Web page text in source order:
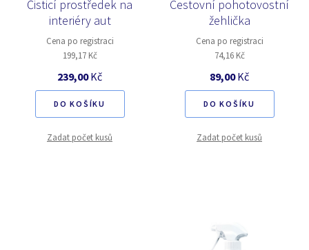
Čisticí prostředek na
interiéry aut
Cena po registraci
199,17 Kč
239,00Kč
DO KOŠÍKU
Zadat počet kusů
Cestovní pohotovostní
žehlička
Cena po registraci
74,16 Kč
89,00Kč
DO KOŠÍKU
Zadat počet kusů